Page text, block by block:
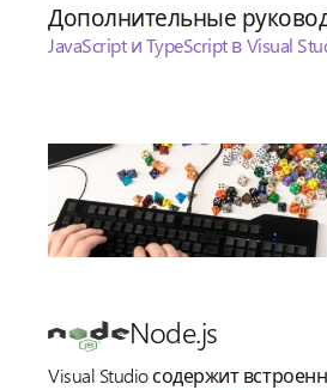
Дополнительные
JavaScript и TypeScript в Visual
Node.js
Visual Studio содержит